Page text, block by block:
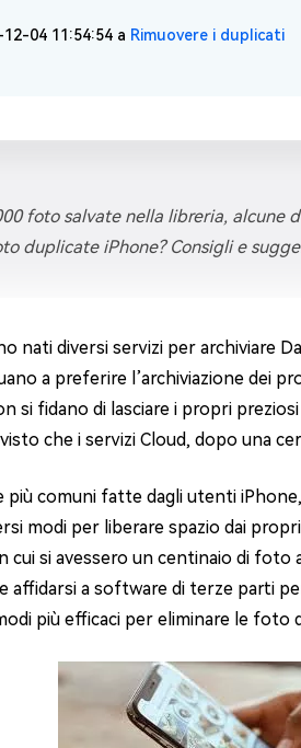
Email Repair
NUOVO
04 11:54:54 a Rimuovere i duplicati
foto salvate nella libreria, alcune
duplicate iPhone? Consigli e
nati diversi servizi per archiviare
a preferire l’archiviazione dei
si fidano di lasciare i propri
che i servizi Cloud, dopo una
comuni fatte dagli utenti iPhone,
modi per liberare spazio dai
cui si avessero un centinaio di
affidarsi a software di terze parti
più efficaci per eliminare le foto